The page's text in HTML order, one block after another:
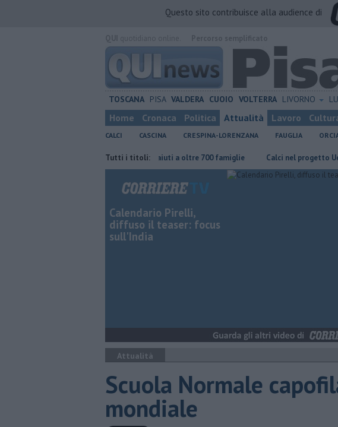
Questo sito contribuisce alla audience di
TOSCANA PISA VALDERA CUOIO VOLTERRA LIVORNO
Home Cronaca Politica Attualità Lavoro
CALCI CASCINA CRESPINA-LORENZANA FAUGLIA
Tutti i titoli:
Carta Spesa 2026, aiuti a oltre 700 famiglie Calci nel progetto Ue per
Calendario Pirelli,
diffuso il teaser: focus
sull'India
Attualità
Scuola Normale
mondiale